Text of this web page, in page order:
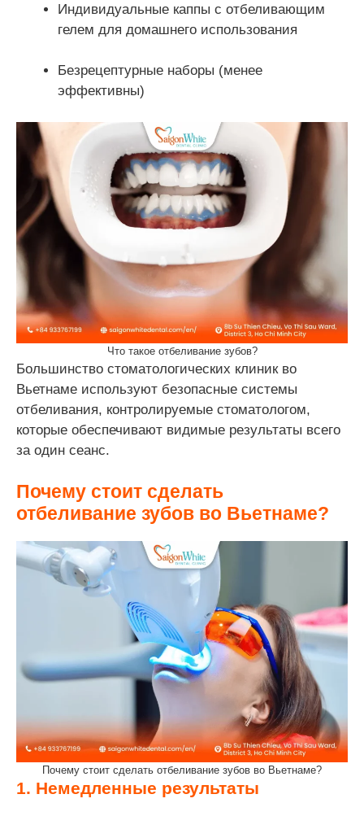
Индивидуальные каппы с отбеливающим
гелем для домашнего использования
Безрецептурные наборы (менее
эффективны)
Что такое отбеливание зубов?
Большинство стоматологических клиник во
Вьетнаме используют безопасные системы
отбеливания, контролируемые стоматологом,
которые обеспечивают видимые результаты всего
за один сеанс.
Почему стоит сделать
отбеливание зубов во Вьетнаме?
Почему стоит сделать отбеливание зубов во Вьетнаме?
1. Немедленные результаты